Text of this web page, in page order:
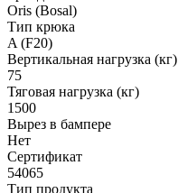
Oris (Bosal)
Тип крюка
A (F20)
Вертикальная нагрузка (кг)
75
Тяговая нагрузка (кг)
1500
Вырез в бампере
Нет
Сертификат
54065
Тип продукта